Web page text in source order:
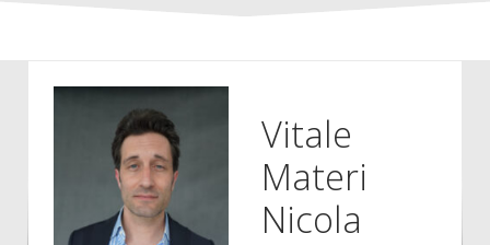
Vitale
Materi
Nicola